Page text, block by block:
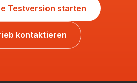
Testversion starten
kontaktieren